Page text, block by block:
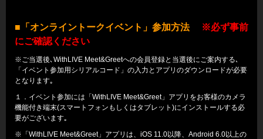
■「オンライントークイベント」参加方法
※必ず事前
にご確認ください
※ご当選後､WithLIVE Meet&Greetへの会員登録と当選後にご案内する､
「イベント参加用シリアルコード」の入力とアプリのダウンロードが必要
となります｡
１．イベント参加には「WithLIVE Meet&Greet」アプリをお客様のカメラ
機能付き端末(スマートフォンもしくはタブレット)にインストールする必
要がございます｡
※「WithLIVE Meet&Greet」アプリは、iOS 11.0以降、Android 6.0以上の